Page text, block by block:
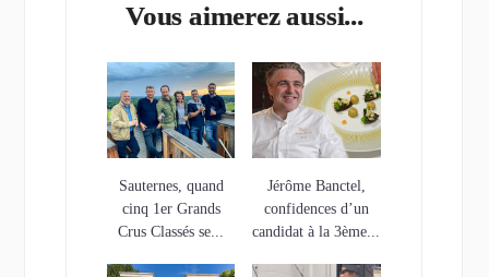
Vous aimerez aussi...
Sauternes, quand
cinq 1er Grands
Crus Classés se...
Jérôme Banctel,
confidences d’un
candidat à la 3ème...